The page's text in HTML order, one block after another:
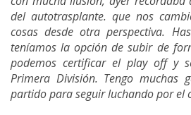
del autotrasplante. que nos
cosas desde otra perspectiva.
teníamos la opción de subir de
podemos certificar el play off y
Primera División. Tengo muchas
partido para seguir luchando por el